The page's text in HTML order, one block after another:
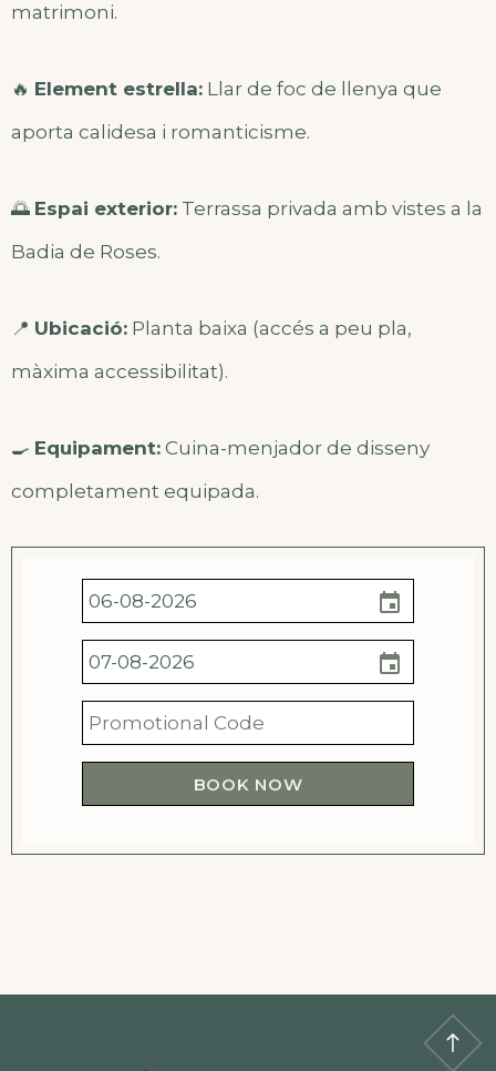
matrimoni.
🔥 Element estrella: Llar de foc de llenya que
aporta calidesa i romanticisme.
🌅 Espai exterior: Terrassa privada amb vistes a la
Badia de Roses.
📍 Ubicació: Planta baixa (accés a peu pla,
màxima accessibilitat).
🍳 Equipament: Cuina-menjador de disseny
completament equipada.
event
event